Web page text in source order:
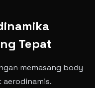
Tepat
memasang body